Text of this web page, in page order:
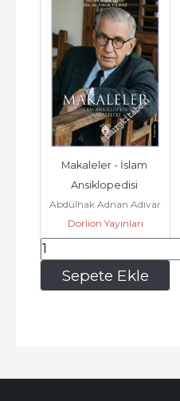
Sepete Ekle
Makaleler - İslam
Ansiklopedisi
Makaleleri -         2026
Abdülhak Adnan Adıvar
Dorlion Yayınları
165,75